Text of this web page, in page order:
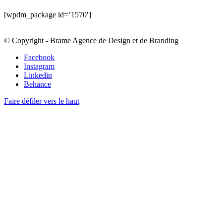
[wpdm_package id=’1570′]
© Copyright - Brame Agence de Design et de Branding
Facebook
Instagram
Linkedin
Behance
Faire défiler vers le haut